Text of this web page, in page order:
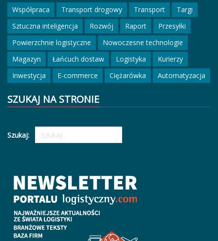
Współpraca Transport drogowy Transport
Targi
Sztuczna inteligencja
Rozwój Raport
Przesyłki
Powierzchnie logistyczne
Nowoczesne technologie
Magazyn
Łańcuch dostaw Logistyka
Kurierzy
Inwestycja
E-commerce Ciężarówka Automatyzacja
SZUKAJ NA STRONIE
Szukaj: